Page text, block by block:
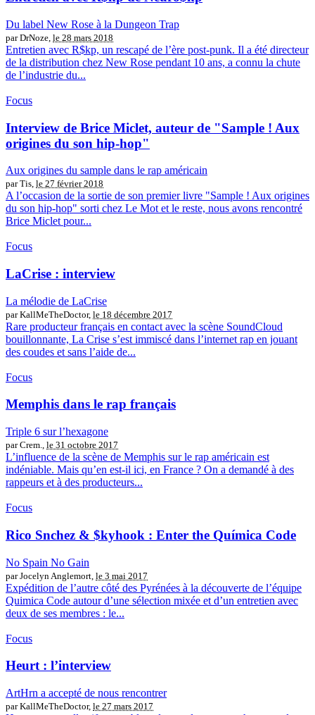
Du label New Rose à la Dungeon Trap
par DrNoze, le 28 mars 2018
Entretien avec R$kp, un rescapé de l’ère post-punk. Il a été directeur
de la distribution chez New Rose pendant 10 ans, a connu la chute
de l’industrie du...
Focus
Interview de Brice Miclet, auteur de "Sample ! Aux
origines du son hip-hop"
Aux origines du sample dans le rap américain
par Tis, le 27 février 2018
A l’occasion de la sortie de son premier livre "Sample ! Aux origines
du son hip-hop" sorti chez Le Mot et le reste, nous avons rencontré
Brice Miclet pour...
Focus
LaCrise : interview
La mélodie de LaCrise
par KallMeTheDoctor, le 18 décembre 2017
Rare producteur français en contact avec la scène SoundCloud
bouillonnante, La Crise s’est immiscé dans l’internet rap en jouant
des coudes et sans l’aide de...
Focus
Memphis dans le rap français
Triple 6 sur l’hexagone
par Crem., le 31 octobre 2017
L’influence de la scène de Memphis sur le rap américain est
indéniable. Mais qu’en est-il ici, en France ? On a demandé à des
rappeurs et à des producteurs...
Focus
Rico Snchez & $kyhook : Enter the Química Code
No Spain No Gain
par Jocelyn Anglemort, le 3 mai 2017
Expédition de l’autre côté des Pyrénées à la découverte de l’équipe
Quimica Code autour d’une sélection mixée et d’un entretien avec
deux de ses membres : le...
Focus
Heurt : l’interview
ArtHrn a accepté de nous rencontrer
par KallMeTheDoctor, le 27 mars 2017